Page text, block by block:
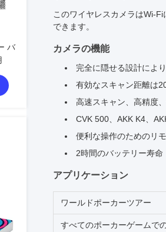
バ
このワイヤレスカメラはWi-
できます。
カメラの機能
完全に隠せる設計によ
有効なスキャン距離は
高速スキャン、高精度
CVK 500、AKK K4、
便利な操作のためのリ
2時間のバッテリー寿命
アプリケーション
ワールドポーカーツアー
すべてのポーカーゲームで